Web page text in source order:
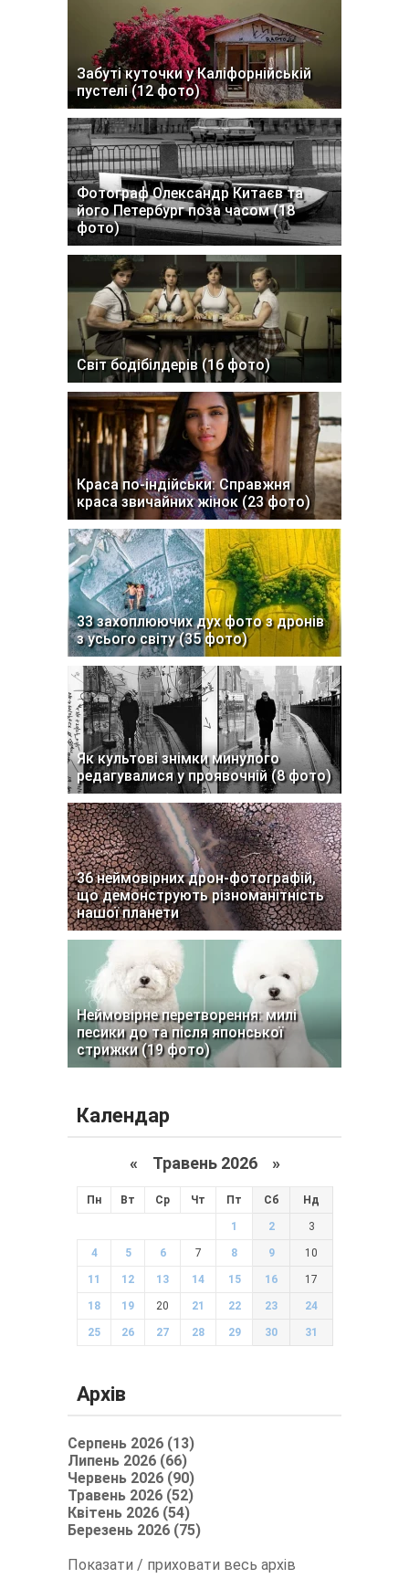
Забуті куточки у Каліфорнійській
пустелі (12 фото)
Фотограф Олександр Китаєв та
його Петербург поза часом (18
фото)
Світ бодібілдерів (16 фото)
Краса по-індійськи: Справжня
краса звичайних жінок (23 фото)
33 захоплюючих дух фото з дронів
з усього світу (35 фото)
Як культові знімки минулого
редагувалися у проявочній (8 фото)
36 неймовірних дрон-фотографій,
що демонструють різноманітність
нашої планети
Неймовірне перетворення: милі
песики до та після японської
стрижки (19 фото)
Календар
« Травень 2026 »
Пн Вт Ср Чт Пт Сб Нд
1 2 3
4 5 6 7 8 9 10
11 12 13 14 15 16 17
18 19 20 21 22 23 24
25 26 27 28 29 30 31
Архів
Серпень 2026 (13)
Липень 2026 (66)
Червень 2026 (90)
Травень 2026 (52)
Квітень 2026 (54)
Березень 2026 (75)
Показати / приховати весь архів